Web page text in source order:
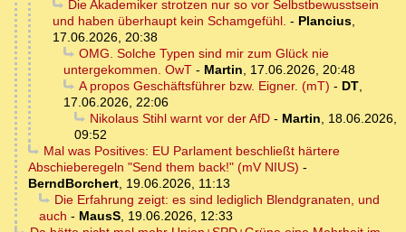
Die Akademiker strotzen nur so vor Selbstbewusstsein
und haben überhaupt kein Schamgefühl. - Plancius,
17.06.2026, 20:38
OMG. Solche Typen sind mir zum Glück nie
untergekommen. OwT - Martin, 17.06.2026, 20:48
A propos Geschäftsführer bzw. Eigner. (mT) - DT,
17.06.2026, 22:06
Nikolaus Stihl warnt vor der AfD- Martin, 18.06.2026,
09:52
Mal was Positives: EU Parlament beschließt härtere
Abschieberegeln "Send them back!" (mV NIUS) -
BerndBorchert, 19.06.2026, 11:13
Die Erfahrung zeigt: es sind lediglich Blendgranaten, und
auch - MausS, 19.06.2026, 12:33